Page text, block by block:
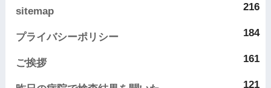
216
sitemap
184
プライバシーポリシー
161
ご挨拶
121